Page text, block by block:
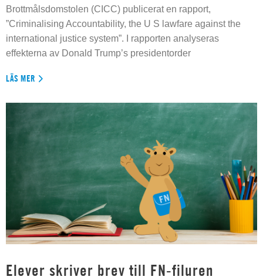
Brottmålsdomstolen (CICC) publicerat en rapport,
”Criminalising Accountability, the U S lawfare against the
international justice system”. I rapporten analyseras
effekterna av Donald Trump’s presidentorder
LÄS MER
Elever skriver brev till FN-filuren